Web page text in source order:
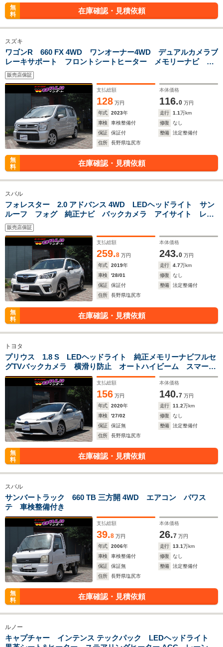
無
料
在庫確認・見積依頼
スズキ
ワゴンR 660 FX 4WD ワンオーナー4WD デュアルカメラブ
レーキサポート フロントシートヒーター メモリーナビ
TV Bluetooth バックカメラ オートエアコン スマトキ
ー プッシュスタート
販売店保証
支払総額
128 万円
本体価格
116.0 万円
年式
2023年 走行 1.1万km
車検
車検整備付 修復
なし
保証
保証付 整備
法定整備付
住所
長野県塩尻市
無
料
在庫確認・見積依頼
スバル
フォレスター 2.0 アドバンス 4WD LEDヘッドライト サン
ルーフ フォグ 純正ナビ バックカメラ アイサイト レー
ダークルーズ 茶革シート Pシートヒーター パドルシフ
ト ステアリングヒーター ドラレコ ETC 純正18AW
販売店保証
支払総額
259.8 万円
本体価格
243.0 万円
年式
2019年 走行 4.7万km
車検
'28/01 修復
なし
保証
保証付 整備
法定整備付
住所
長野県塩尻市
無
料
在庫確認・見積依頼
トヨタ
プリウス 1.8 S LEDヘッドライト 純正メモリーナビフルセ
グTVバックカメラ 横滑り防止 オートハイビーム スマート
キー 純正15AW
支払総額
156 万円
本体価格
140.7 万円
年式
2020年 走行 11.2万km
車検
'27/02 修復
なし
保証
保証無 整備
法定整備付
住所
長野県塩尻市
無
料
在庫確認・見積依頼
スバル
サンバートラック 660 TB 三方開 4WD エアコン パワス
テ 車検整備付き
支払総額
39.8 万円
本体価格
26.7 万円
年式
2006年 走行 13.1万km
車検
車検整備付 修復
なし
保証
保証無 整備
法定整備付
住所
長野県塩尻市
無
料
在庫確認・見積依頼
ルノー
キャプチャー インテンス テックパック LEDヘッドライト